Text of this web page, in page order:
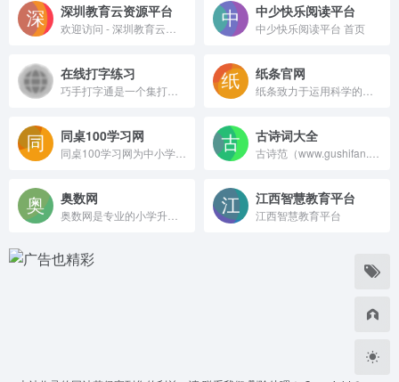
深圳教育云资源平台 中少快乐阅读平台
中少快乐阅读平台 首页
在线打字练习 纸条官网
同桌100学习网 古诗词大全
奥数网 江西智慧教育平台
江西智慧教育平台